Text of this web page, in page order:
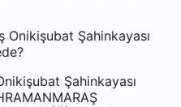
Onikişubat Şahinkayası
Şahinkayası